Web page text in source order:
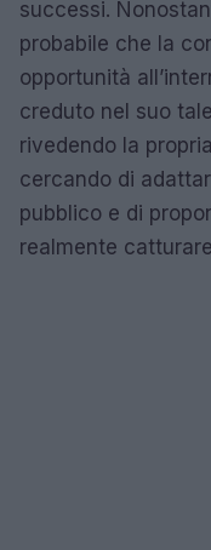
successi.
probabile che la
opportunità
creduto nel suo
rivedendo la
cercando di
pubblico e di
realmente